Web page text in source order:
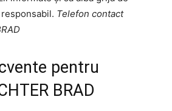
Telefon contact
pentru
BRAD